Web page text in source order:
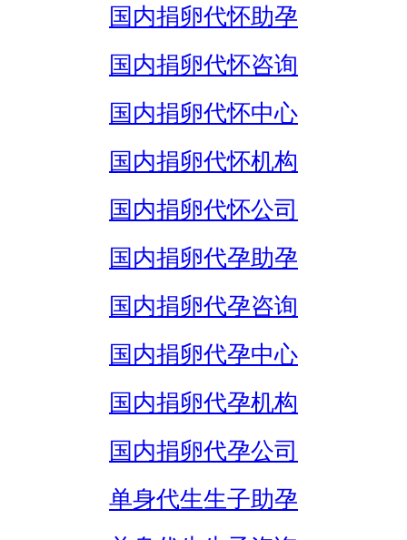
国内捐卵代怀助孕
国内捐卵代怀咨询
国内捐卵代怀中心
国内捐卵代怀机构
国内捐卵代怀公司
国内捐卵代孕助孕
国内捐卵代孕咨询
国内捐卵代孕中心
国内捐卵代孕机构
国内捐卵代孕公司
单身代生生子助孕